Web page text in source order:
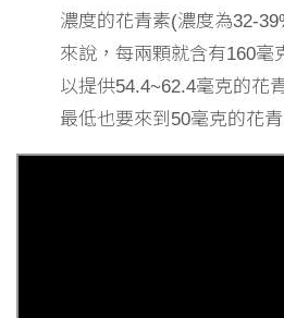
濃度的花青素(濃度為32-
來說，每兩顆就含有160毫
以提供54.4~62.4毫克的花
最低也要來到50毫克的花青